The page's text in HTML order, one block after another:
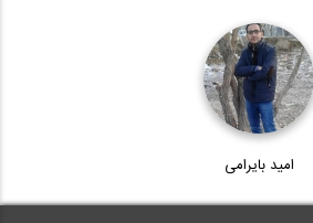
نحوه باز کردن فایل های ایتبز با پسوند...
امید بایرامی